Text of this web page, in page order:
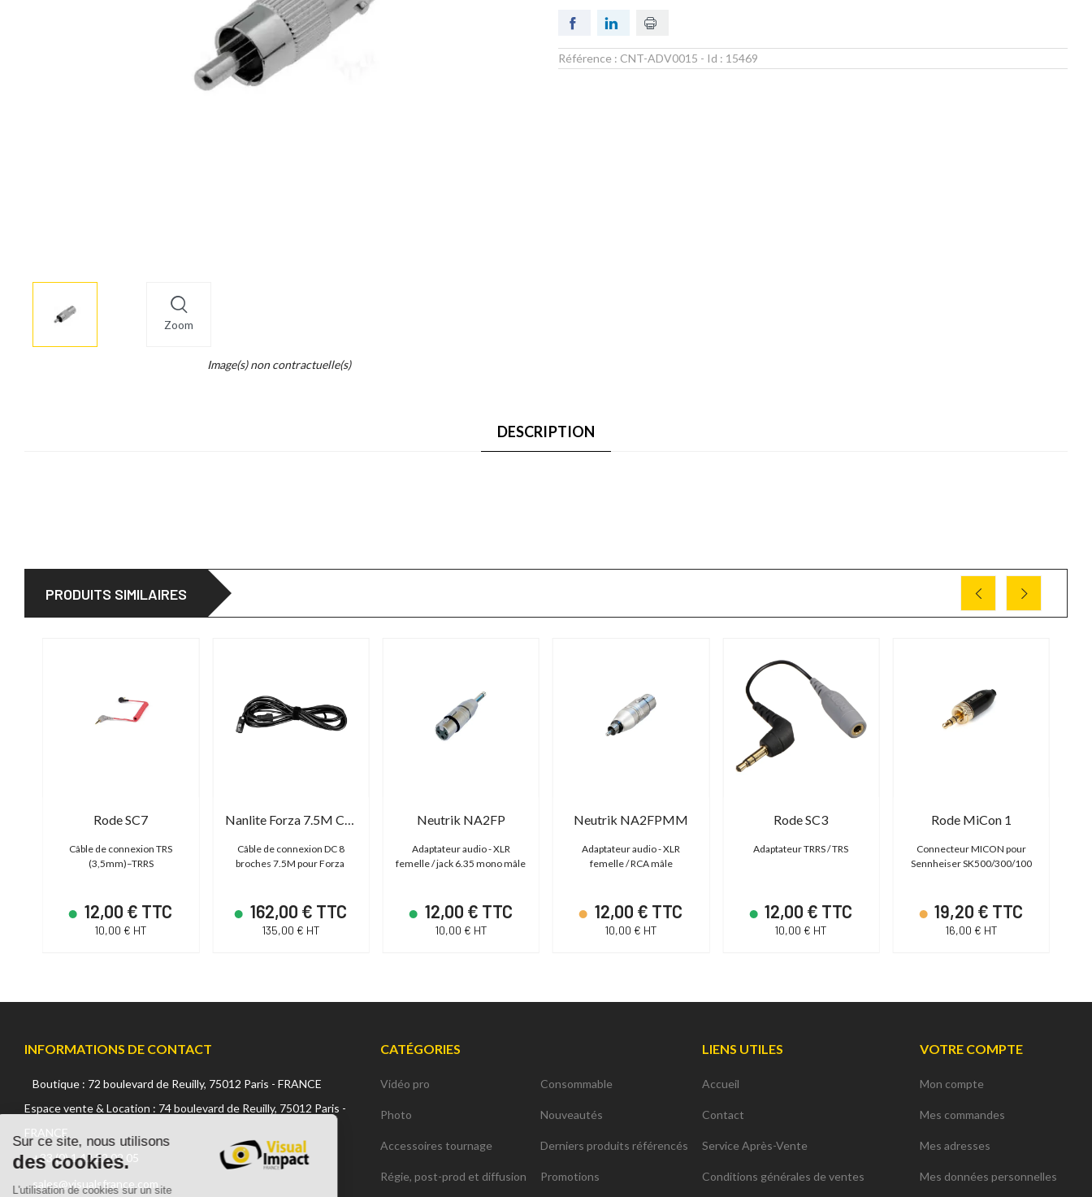
Zoom
More
info
Image(s) non contractuelle(s)
Référence : CNT-ADV0015 - Id : 15469
DESCRIPTION
PRODUITS SIMILAIRES
Rode SC7
Câble de connexion TRS
(3,5mm)–TRRS
12,00 € TTC
10,00 € HT
Nanlite Forza 7.5M Connector Cable
Câble de connexion DC 8
broches 7.5M pour Forza
162,00 € TTC
135,00 € HT
Neutrik NA2FP
Adaptateur audio - XLR
femelle / jack 6.35 mono mâle
12,00 € TTC
10,00 € HT
Neutrik NA2FPMM
Adaptateur audio - XLR
femelle / RCA mâle
12,00 € TTC
10,00 € HT
Rode SC3
Adaptateur TRRS / TRS
12,00 € TTC
10,00 € HT
Rode MiCon 1
Connecteur MICON pour
Sennheiser SK500/300/100
19,20 € TTC
16,00 € HT
INFORMATIONS DE CONTACT
Boutique : 72 boulevard de Reuilly, 75012 Paris - FRANCE
Espace vente & Location : 74 boulevard de Reuilly, 75012 Paris -
FRANCE
+33 (0) 1 42 22 02 05
sales@visualsfrance.com
CATÉGORIES
Vidéo pro
Photo
Accessoires tournage
Régie, post-prod et diffusion
Consommable
Nouveautés
Derniers produits référencés
Promotions
LIENS UTILES
Accueil
Contact
Service Après-Vente
Conditions générales de ventes
VOTRE COMPTE
Mon compte
Mes commandes
Mes adresses
Mes données personnelles
Sur ce site, nous utilisons
des cookies.
L'utilisation de cookies sur un site